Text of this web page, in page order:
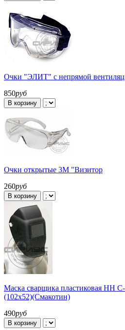
Очки "ЭЛИТ" с непрямой
850руб
В корзину
Очки открытые 3М "Визитор
260руб
В корзину
Маска сварщика пластиковая НН
(102х52)(Смакотин)
490руб
В корзину